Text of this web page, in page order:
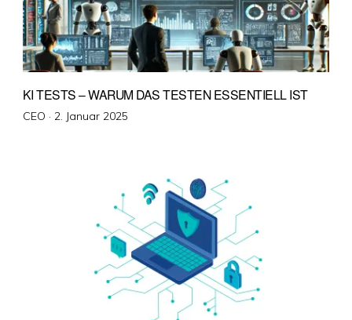
KI TESTS – WARUM DAS TESTEN ESSENTIELL IST
CEO · Veröffentlicht
2. Januar 2025